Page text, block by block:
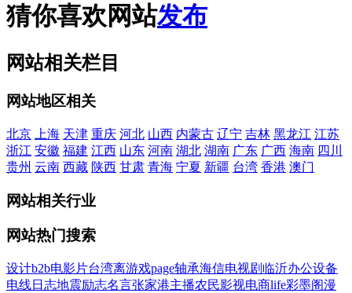
猜你喜欢网站发布
网站相关栏目
网站地区相关
北京 上海 天津 重庆 河北 山西 内蒙古 辽宁 吉林 黑龙江 江苏
浙江 安徽 福建 江西 山东 河南 湖北 湖南 广东 广西 海南 四川
贵州 云南 西藏 陕西 甘肃 青海 宁夏 新疆 台湾 香港 澳门
网站相关行业
网站热门搜索
设计b2b电影片台湾离游戏page轴承海信电视剧 临沂办公设备
电线日志地震励志名言张家港主播农民影视电商life彩墨阁漫